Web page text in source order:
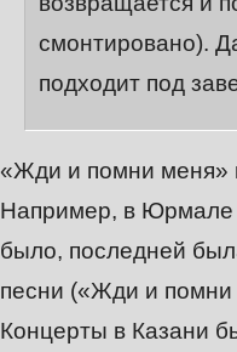
смонтировано).
подходит под
«Жди и помни меня»
Например, в Юрмале
было, последней
песни («Жди и
Концерты в Казани